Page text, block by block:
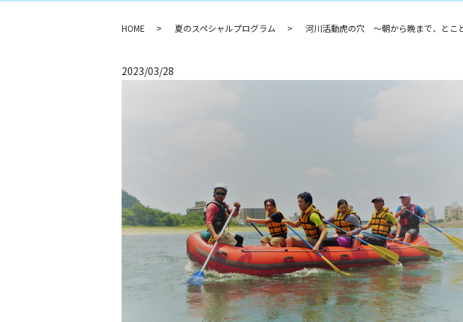
HOME 夏のスペシャルプログラム 河川活動虎の穴 ～朝から晩まで、とこ
2023/03/28